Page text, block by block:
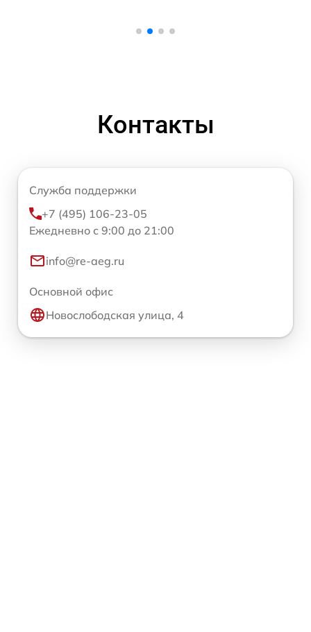
Контакты
Служба поддержки
+7 (495) 106-23-05
Ежедневно с 9:00 до 21:00
info@re-aeg.ru
Основной офис
Новослободская улица, 4